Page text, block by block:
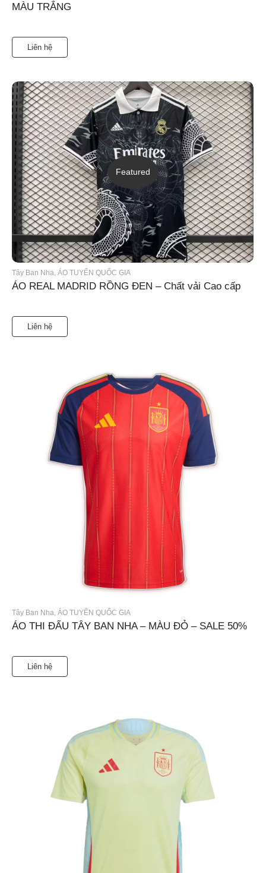
MÀU TRẮNG
Liên hệ
Featured
Tây Ban Nha, ÁO TUYỂN QUỐC GIA
ÁO REAL MADRID RỒNG ĐEN – Chất vải Cao cấp
Liên hệ
Tây Ban Nha, ÁO TUYỂN QUỐC GIA
ÁO THI ĐẤU TÂY BAN NHA – MÀU ĐỎ – SALE 50%
Liên hệ